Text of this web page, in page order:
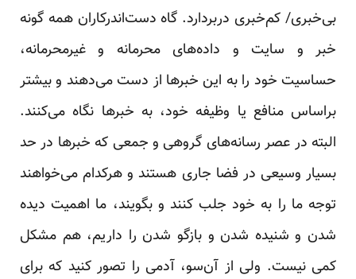
بی‌خبری/ کم‌خبری دربردارد. گاه دست‌اندرکاران همه گونه
خبر و سایت و داده‌های محرمانه و غیرمحرمانه،
حساسیت خود را به این خبرها از دست می‌دهند و بیشتر
براساس منافع یا وظیفه خود، به خبرها نگاه می‌کنند.
البته در عصر رسانه‌های گروهی و جمعی که خبرها در حد
بسیار وسیعی در فضا جاری هستند و هرکدام می‌خواهند
توجه ما را به خود جلب کنند و بگویند، ما اهمیت دیده
شدن و شنیده شدن و بازگو شدن را داریم، هم مشکل
کمی نیست. ولی از آن‌سو، آدمی را تصور کنید که برای